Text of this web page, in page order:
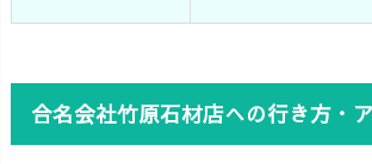
合名会社竹原石材店への行き方・